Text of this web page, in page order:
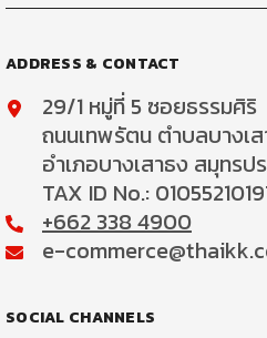
ADDRESS & CONTACT
29/1 หมู่ที่ 5 ซอยธรรมศิริ
ถนนเทพรัตน ตำบลบางเ
อำเภอบางเสาธง สมุทรป
TAX ID No.:
+662 338 4900
e-
SOCIAL CHANNELS